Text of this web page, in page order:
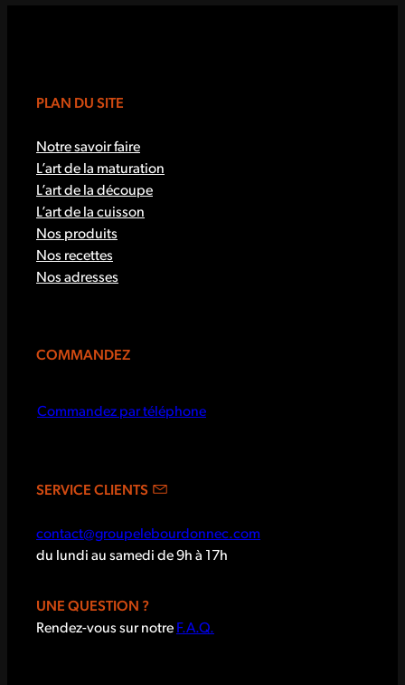
PLAN DU SITE
Notre savoir faire
L’art de la maturation
L’art de la découpe
L’art de la cuisson
Nos produits
Nos recettes
Nos adresses
COMMANDEZ
Commandez par téléphone
SERVICE CLIENTS
contact@groupelebourdonnec.com
du lundi au samedi de 9h à 17h
UNE QUESTION ?
Rendez-vous sur notre F.A.Q.